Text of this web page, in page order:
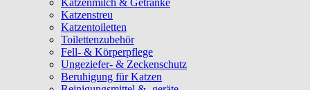
Katzenmilch & Getränke
Katzenstreu
Katzentoiletten
Toilettenzubehör
Fell- & Körperpflege
Ungeziefer- & Zeckenschutz
Beruhigung für Katzen